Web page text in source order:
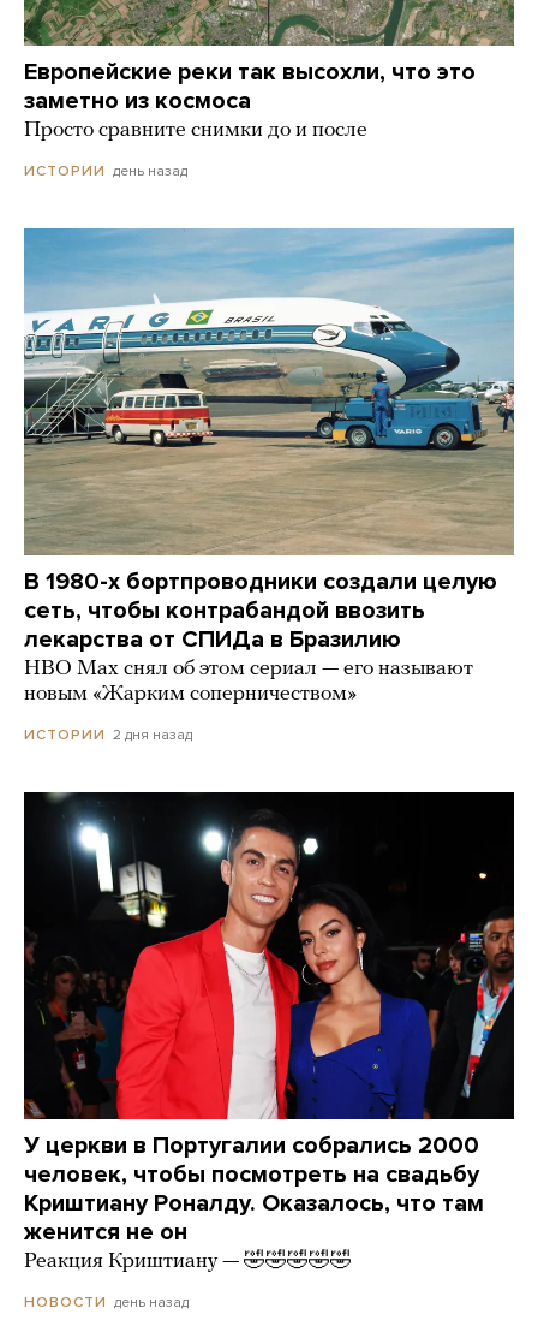
Европейские реки так высохли, что это
заметно из космоса
Просто сравните снимки до и после
ИСТОРИИ день назад
В 1980-х бортпроводники создали целую
сеть, чтобы контрабандой ввозить
лекарства от СПИДа в Бразилию
HBO Max снял об этом сериал — его называют
новым «Жарким соперничеством»
ИСТОРИИ 2 дня назад
У церкви в Португалии собрались 2000
человек, чтобы посмотреть на свадьбу
Криштиану Роналду. Оказалось, что там
женится не он
Реакция Криштиану — 🤣🤣🤣🤣🤣
НОВОСТИ день назад